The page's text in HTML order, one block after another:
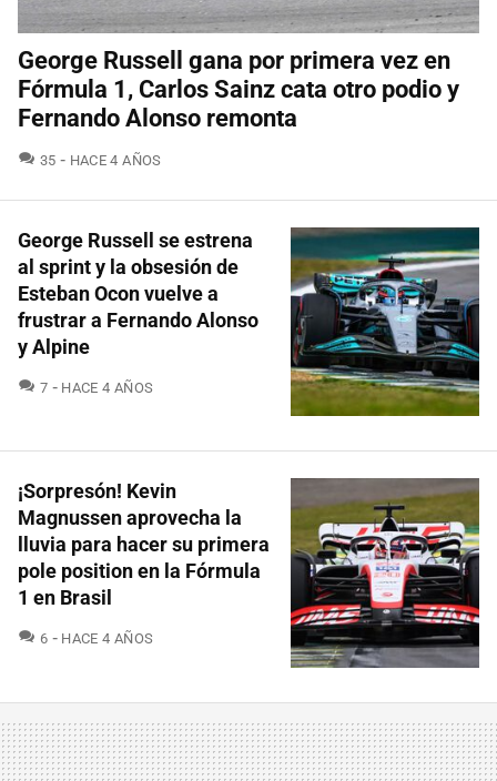
George Russell gana por primera vez en
Fórmula 1, Carlos Sainz cata otro podio y
Fernando Alonso remonta
35 COMENTARIOS
HACE 4 AÑOS
George Russell se estrena
al sprint y la obsesión de
Esteban Ocon vuelve a
frustrar a Fernando Alonso
y Alpine
7 COMENTARIOS
HACE 4 AÑOS
¡Sorpresón! Kevin
Magnussen aprovecha la
lluvia para hacer su primera
pole position en la Fórmula
1 en Brasil
6 COMENTARIOS
HACE 4 AÑOS